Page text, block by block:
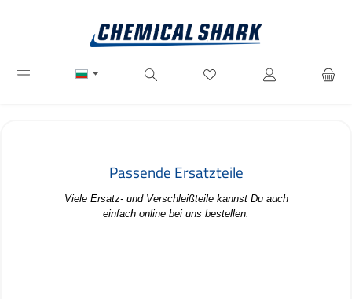
Имате 0 артикули от
Passende Ersatzteile
Viele Ersatz- und Verschleißteile kannst Du auch
einfach online bei uns bestellen.